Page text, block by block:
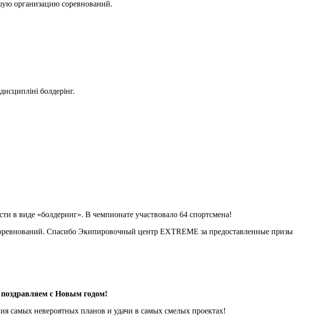
организацию соревнований.
болдерінг.
в виде «болдеринг». В чемпионате участвовало 64 спортсмена!
Спасибо Экипировочный центр EXTREME за предоставленные призы
поздравляем с Новым годом!
самых невероятных планов и удачи в самых смелых проектах!